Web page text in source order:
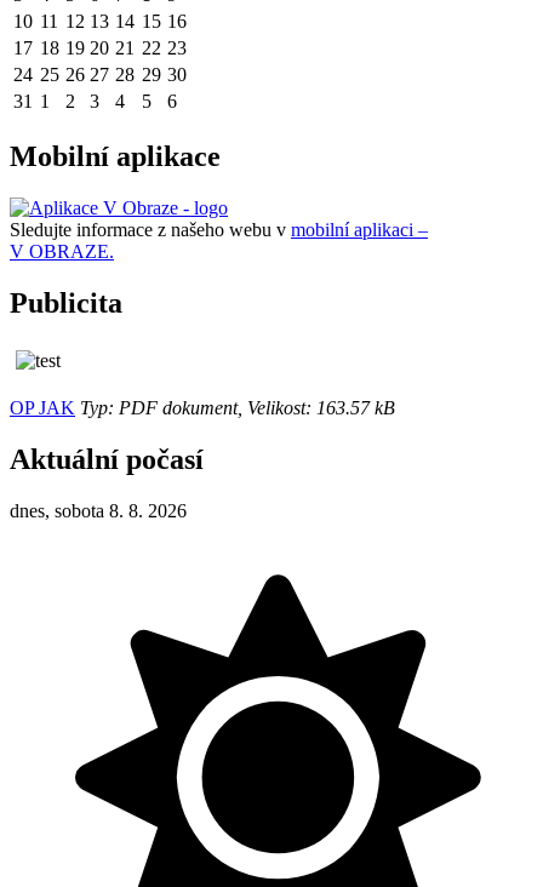
10 11 12 13 14 15 16
17 18 19 20 21 22 23
24 25 26 27 28 29 30
31 1 2 3 4 5 6
Mobilní aplikace
Sledujte informace z našeho webu v mobilní aplikaci –
V OBRAZE.
Publicita
OP JAK Typ: PDF dokument, Velikost: 163.57 kB
Aktuální počasí
dnes, sobota 8. 8. 2026